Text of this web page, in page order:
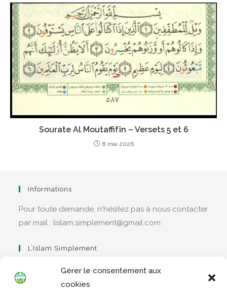
Gérer le consentement aux
cookies
Sourate Al Moutaffifîn – Versets 5 et 6
8 mai 2026
Informations
Pour toute demande, n'hésitez pas à nous contacter
par mail : lislam.simplement@gmail.com
L’Islam Simplement